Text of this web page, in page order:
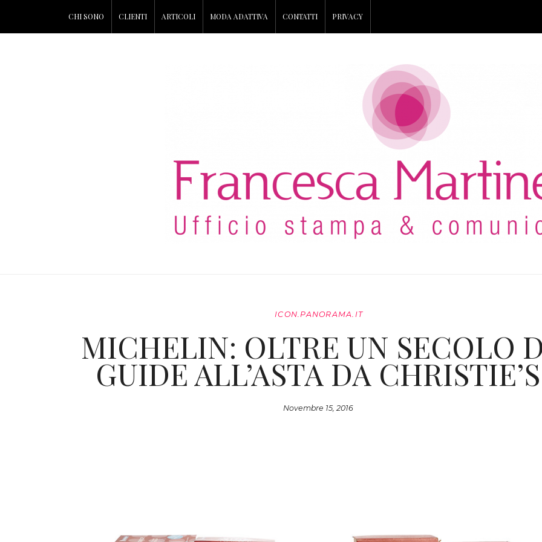
CHI SONO CLIENTI ARTICOLI MODA ADATTIVA CONTATTI PRIVACY
ICON.PANORAMA.IT
MICHELIN: OLTRE UN SECOLO
GUIDE ALL’ASTA DA CHRISTIE’S
Novembre 15, 2016